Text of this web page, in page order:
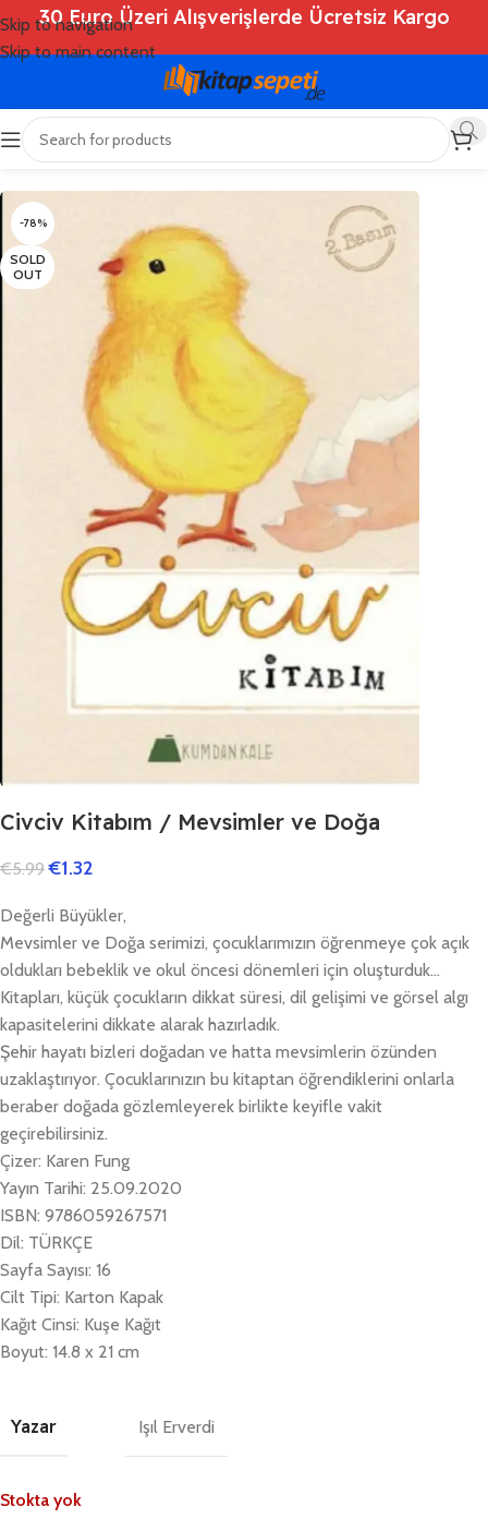
Skip to navigation
Skip to main content
30 Euro Üzeri Alışverişlerde Ücretsiz Kargo
Ana Sayfa Shop
-78%
SOLD
OUT
Civciv Kitabım / Mevsimler ve Doğa
€5.99 €1.32
Değerli Büyükler,
Mevsimler ve Doğa serimizi, çocuklarımızın öğrenmeye çok açık
oldukları bebeklik ve okul öncesi dönemleri için oluşturduk…
Kitapları, küçük çocukların dikkat süresi, dil gelişimi ve görsel algı
kapasitelerini dikkate alarak hazırladık.
Şehir hayatı bizleri doğadan ve hatta mevsimlerin özünden
uzaklaştırıyor. Çocuklarınızın bu kitaptan öğrendiklerini onlarla
beraber doğada gözlemleyerek birlikte keyifle vakit
geçirebilirsiniz.
Çizer: Karen Fung
Yayın Tarihi: 25.09.2020
ISBN: 9786059267571
Dil: TÜRKÇE
Sayfa Sayısı: 16
Cilt Tipi: Karton Kapak
Kağıt Cinsi: Kuşe Kağıt
Boyut: 14.8 x 21 cm
Yazar Işıl Erverdi
Stokta yok